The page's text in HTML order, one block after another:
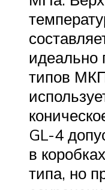
идеально
типов
GL-4
в
типа, но